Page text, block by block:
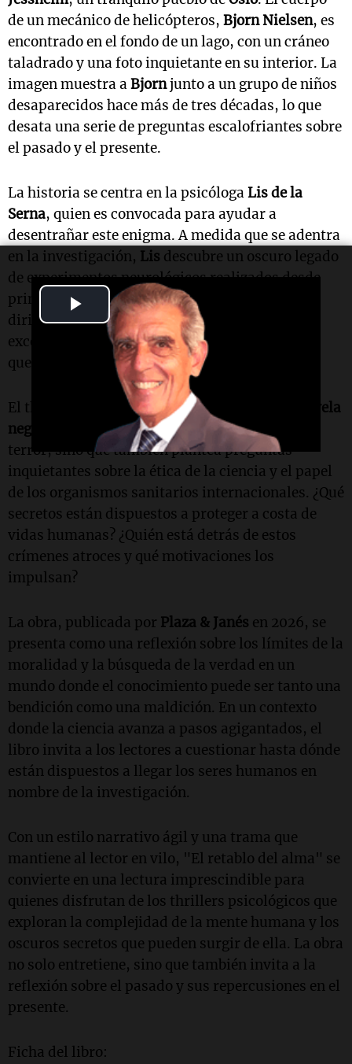
Play
Video
de un mecánico de helicópteros, Bjorn Nielsen, es
encontrado en el fondo de un lago, con un cráneo
taladrado y una foto inquietante en su interior. La
imagen muestra aBjornjunto a un grupo de niños
desaparecidos hace más de tres décadas, lo que
desata una serie de preguntas escalofriantes sobre
el pasado y el presente.
La historia se centra en la psicólogaLis de la
Serna, quien es convocada para ayudar a
desentrañar este enigma. A medida que se adentra
en la investigación, Lis descubre un oscuro legado
de experimentos neurológicos realizados desde
principios del siglo XX. Estos experimentos,
dirigidos a jóvenes con habilidades mentales
excepcionales, han dejado cicatrices profundas
que perduran hasta nuestros días.
El thriller, que se inscribe en el género de la
novela
negra
, no solo atrapa al lector con su intriga y
terror, sino que también plantea preguntas
inquietantes sobre la ética de la ciencia y el papel
de los organismos sanitarios internacionales. ¿Qué
secretos están dispuestos a proteger a costa de
vidas humanas? ¿Quién está detrás de estos
crímenes atroces y qué motivaciones los
impulsan?
La obra, publicada por Plaza & Janés en 2026, se
presenta como una reflexión sobre los límites de la
moralidad y la búsqueda de la verdad en un
mundo donde el conocimiento puede ser tanto una
bendición como una maldición. En un contexto
donde la ciencia avanza a pasos agigantados, el
libro invita a los lectores a cuestionar hasta dónde
están dispuestos a llegar los seres humanos en
nombre de la investigación.
Con un estilo narrativo ágil y una trama que
mantiene al lector en vilo, "El retablo del alma" se
convierte en una lectura imprescindible para
quienes disfrutan de los thrillers psicológicos que
exploran la complejidad de la mente humana y los
oscuros secretos que pueden surgir de ella. La obra
no solo entretiene, sino que también invita a la
reflexión sobre el pasado y sus repercusiones en el
presente.
Ficha del libro: